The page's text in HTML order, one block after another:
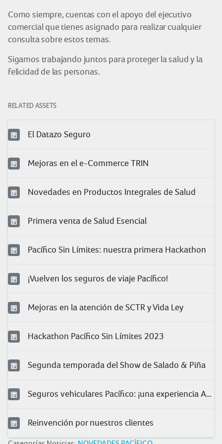
Como siempre, cuentas con el apoyo del ejecutivo
comercial que tienes asignado para realizar cualquier
consulta sobre estos temas.
Sigamos trabajando juntos para proteger la salud y la
felicidad de las personas.
RELATED ASSETS
El Datazo Seguro
Mejoras en el e-Commerce TRIN
Novedades en Productos Integrales de Salud
Primera venta de Salud Esencial
Pacífico Sin Límites: nuestra primera Hackathon
¡Vuelven los seguros de viaje Pacífico!
Mejoras en la atención de SCTR y Vida Ley
Hackathon Pacífico Sin Límites 2023
Segunda temporada del Show de Salado & Piña
Seguros vehiculares Pacífico: ¡una experiencia Asu!
Reinvención por nuestros clientes